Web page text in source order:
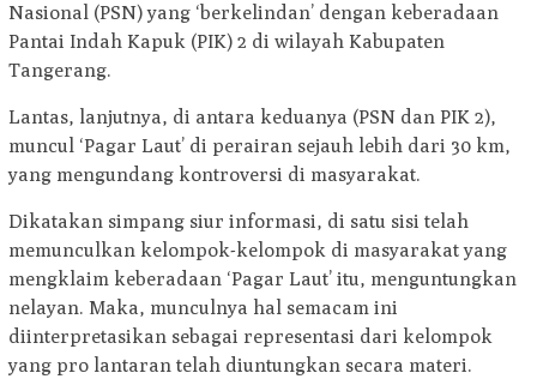
Nasional (PSN) yang ‘berkelindan’ dengan keberadaan
Pantai Indah Kapuk (PIK) 2 di wilayah Kabupaten
Tangerang.
Lantas, lanjutnya, di antara keduanya (PSN dan PIK 2),
muncul ‘Pagar Laut’ di perairan sejauh lebih dari 30 km,
yang mengundang kontroversi di masyarakat.
Dikatakan simpang siur informasi, di satu sisi telah
memunculkan kelompok-kelompok di masyarakat yang
mengklaim keberadaan ‘Pagar Laut’ itu, menguntungkan
nelayan. Maka, munculnya hal semacam ini
diinterpretasikan sebagai representasi dari kelompok
yang pro lantaran telah diuntungkan secara materi.